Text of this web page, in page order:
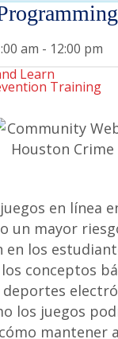
am - 12:00 pm
Learn
Training
en línea
un mayor
en los
conceptos
los juegos
mantener